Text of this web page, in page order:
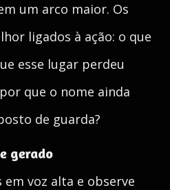
um arco maior. Os
ligados à ação: o que
esse lugar perdeu
que o nome ainda
de guarda?
gerado
voz alta e observe